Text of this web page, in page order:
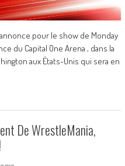
pour le show de Monday
du Capital One Arena , dans la
aux États-Unis qui sera en
De WrestleMania,